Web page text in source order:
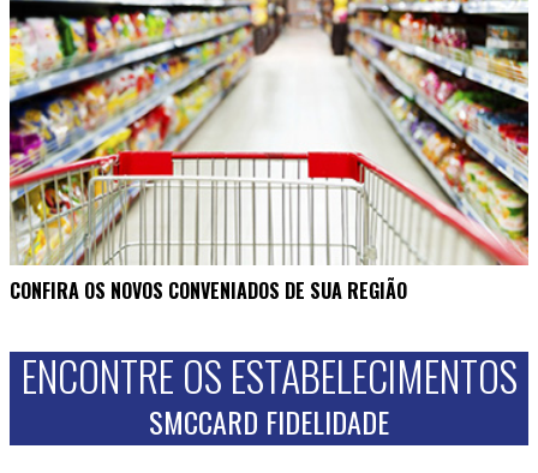
CONFIRA OS NOVOS CONVENIADOS DE SUA REGIÃO
ENCONTRE OS ESTABELECIMENTOS
SMCCARD FIDELIDADE